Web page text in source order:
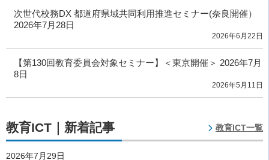
次世代校務DX 都道府県域共同利用推進セミナー(奈良開催）
2026年7月28日
2026年6月22日
【第130回教育委員会対象セミナー】＜東京開催＞ 2026年7月
8日
2026年5月11日
教育ICT｜新着記事 教育ICT一覧
2026年7月29日